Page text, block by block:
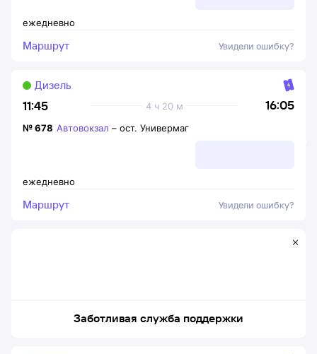
ежедневно
Маршрут Увидели ошибку?
11:45 16:05
4 ч 20 м
Дизель
ежедневно
№678 Автовокзал – ост. Универмаг
Маршрут Увидели ошибку?
Заботливая служба поддержки